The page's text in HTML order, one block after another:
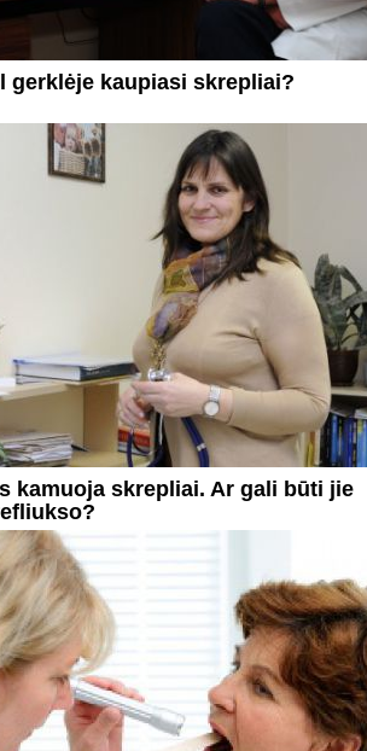
gerklėje kaupiasi skrepliai?
kamuoja skrepliai. Ar gali būti jie